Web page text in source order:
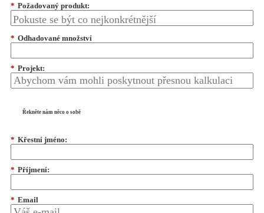
* Požadovaný produkt:
* Odhadované množství
* Projekt:
Řekněte nám něco o sobě
* Křestní jméno:
* Příjmení:
* Email